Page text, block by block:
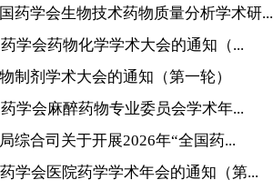
药学会生物技术药物质量分析学术研...
学会药物化学学术大会的通知（...
制剂学术大会的通知（第一轮）
学会麻醉药物专业委员会学术年...
综合司关于开展2026年“全国药...
学会医院药学学术年会的通知（第...